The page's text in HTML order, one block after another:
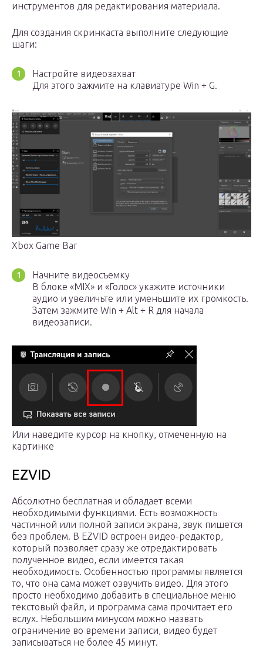
инструментов для редактирования материала.
Для создания скринкаста выполните следующие
шаги:
Настройте видеозахват
Для этого зажмите на клавиатуре Win + G.
Xbox Game Bar
Начните видеосъемку
В блоке «MIX» и «Голос» укажите источники
аудио и увеличьте или уменьшите их громкость.
Затем зажмите Win + Alt + R для начала
видеозаписи.
Или наведите курсор на кнопку, отмеченную на
картинке
EZVID
Абсолютно бесплатная и обладает всеми
необходимыми функциями. Есть возможность
частичной или полной записи экрана, звук пишется
без проблем. В EZVID встроен видео-редактор,
который позволяет сразу же отредактировать
полученное видео, если имеется такая
необходимость. Особенностью программы является
то, что она сама может озвучить видео. Для этого
просто необходимо добавить в специальное меню
текстовый файл, и программа сама прочитает его
вслух. Небольшим минусом можно назвать
ограничение во времени записи, видео будет
записываться не более 45 минут.